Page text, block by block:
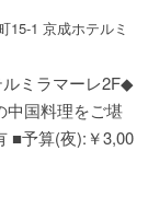
15-1 京成ホテルミ
ミラマーレ2F◆
中国料理をご堪
■予算(夜):￥3,00